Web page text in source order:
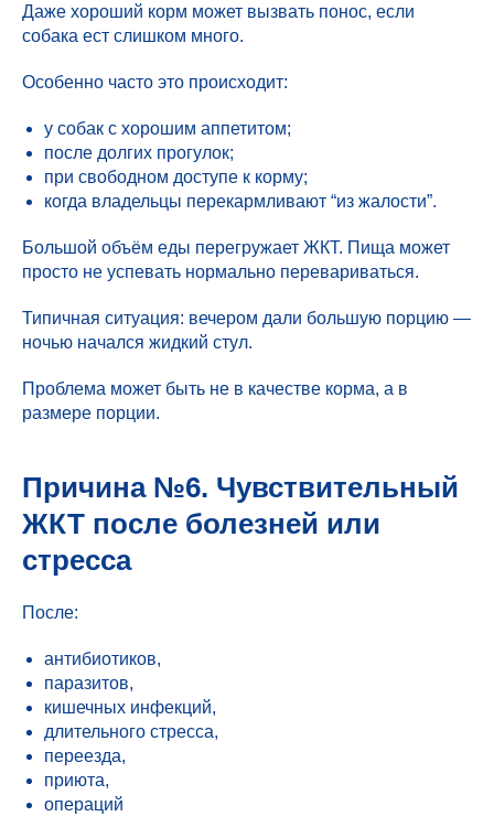
Даже хороший корм может вызвать понос, если
собака ест слишком много.
Особенно часто это происходит:
у собак с хорошим аппетитом;
после долгих прогулок;
при свободном доступе к корму;
когда владельцы перекармливают “из жалости”.
Большой объём еды перегружает ЖКТ. Пища может
просто не успевать нормально перевариваться.
Типичная ситуация: вечером дали большую порцию —
ночью начался жидкий стул.
Проблема может быть не в качестве корма, а в
размере порции.
Причина №6. Чувствительный
ЖКТ после болезней или
стресса
После:
антибиотиков,
паразитов,
кишечных инфекций,
длительного стресса,
переезда,
приюта,
операций